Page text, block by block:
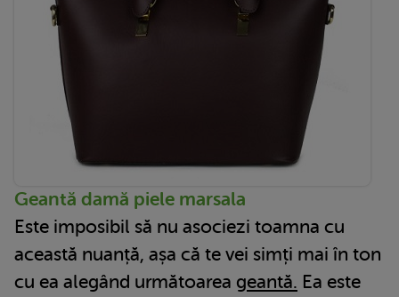
Geantă damă piele marsala
Este imposibil să nu asociezi toamna cu
această nuanță, așa că te vei simți mai în ton
cu ea alegând următoarea geantă. Ea este